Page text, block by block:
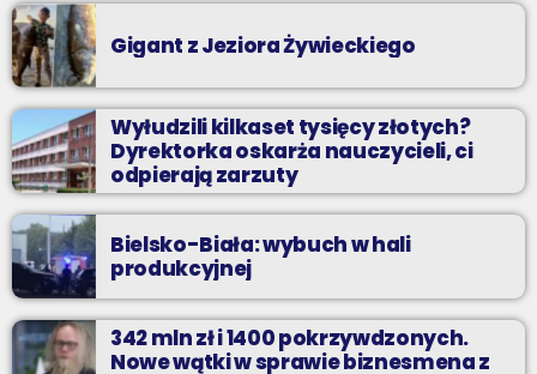
Gigant z Jeziora Żywieckiego
Wyłudzili kilkaset tysięcy złotych?
Dyrektorka oskarża nauczycieli, ci
odpierają zarzuty
Bielsko-Biała: wybuch w hali
produkcyjnej
342 mln zł i 1400 pokrzywdzonych.
Nowe wątki w sprawie biznesmena z